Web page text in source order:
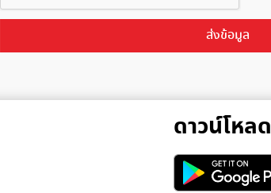
ส่งข้อมูล
ดาวน์โหลด